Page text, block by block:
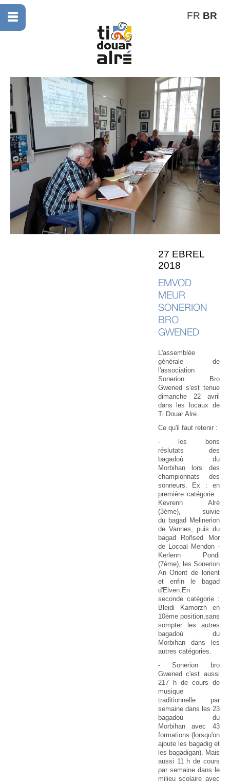
FR BR
27 EBREL
2018
EMVOD
MEUR
SONERION
BRO
GWENED
L'assemblée
générale de
l'association
Sonerion Bro
Gwened s'est tenue
dimanche 22 avril
dans les locaux de
Ti Douar Alre.
Ce qu'il faut retenir :
- les bons
réslutats des
bagadoù du
Morbihan lors des
championnats des
sonneurs. Ex : en
première catégorie :
Kevrenn Alré
(3ème), suivie
du bagad Melinerion
de Vannes, puis du
bagad Roñsed Mor
de Locoal Mendon -
Kerlenn Pondi
(7ème), les Sonerion
An Orient de lorient
et enfin le bagad
d'Elven.En
seconde catégorie :
Bleidi Kamorzh en
10ème position,sans
sompter les autres
bagadoù du
Morbihan dans les
autres catégories.
- Sonerion bro
Gwened c'est aussi
217 h de cours de
musique
traditionnelle par
semaine dans les 23
bagadoù du
Morbihan avec 43
formations (lorsqu'on
ajoute les bagadig et
les bagadigan). Mais
aussi 11 h de cours
par semaine dans le
milieu scolaire avec